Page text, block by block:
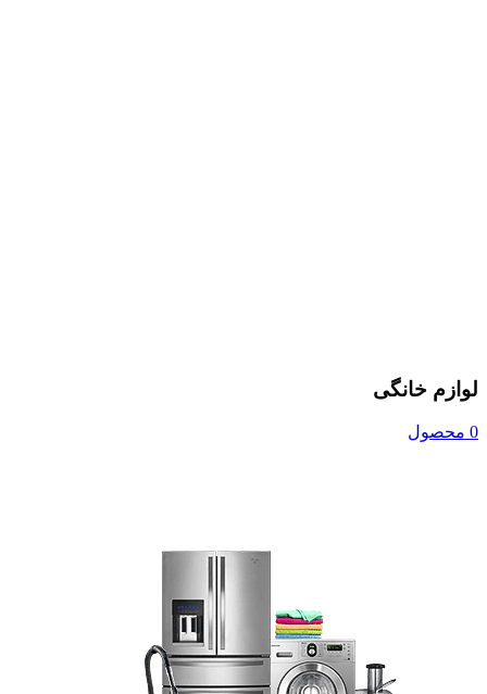
لوازم خانگی
0 محصول